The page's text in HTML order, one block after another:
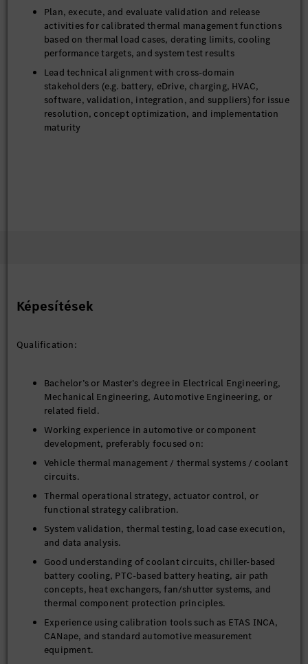
Plan, execute, and evaluate validation and release
activities for calibrated thermal management functions
based on thermal load cases, derating limits, cooling
performance targets, and system test results
Lead technical alignment with cross-domain
stakeholders (e.g. battery, eDrive, charging, HVAC,
software, validation, integration, and suppliers) for issue
resolution, concept optimization, and implementation
maturity
Képesítések
Qualification:
Bachelor’s or Master’s degree in Electrical Engineering,
Mechanical Engineering, Automotive Engineering, or
related field.
Working experience in automotive or component
development, preferably focused on:
Vehicle thermal management / thermal systems / coolant
circuits.
Thermal operational strategy, actuator control, or
functional strategy calibration.
System validation, thermal testing, load case execution,
and data analysis.
Good understanding of coolant circuits, chiller-based
battery cooling, PTC-based battery heating, air path
concepts, heat exchangers, fan/shutter systems, and
thermal component protection principles.
Experience using calibration tools such as ETAS INCA,
CANape, and standard automotive measurement
equipment.